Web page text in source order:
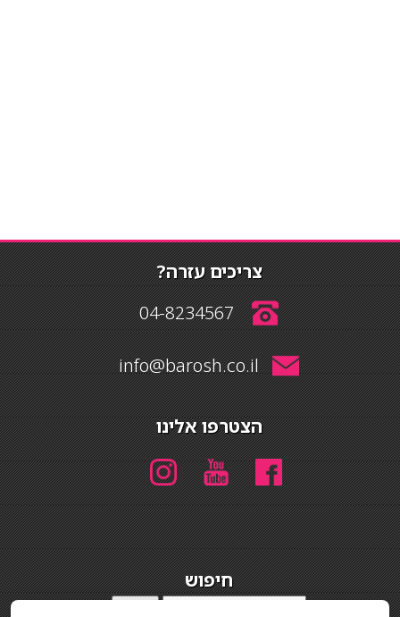
צריכים עזרה?
04-8234567
info@barosh.co.il
הצטרפו אלינו
חיפוש